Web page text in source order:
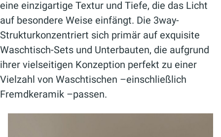
eine einzigartige Textur und Tiefe, die das Licht
auf besondere Weise einfängt. Die 3way-
Strukturkonzentriert sich primär auf exquisite
Waschtisch-Sets und Unterbauten, die aufgrund
ihrer vielseitigen Konzeption perfekt zu einer
Vielzahl von Waschtischen –einschließlich
Fremdkeramik –passen.